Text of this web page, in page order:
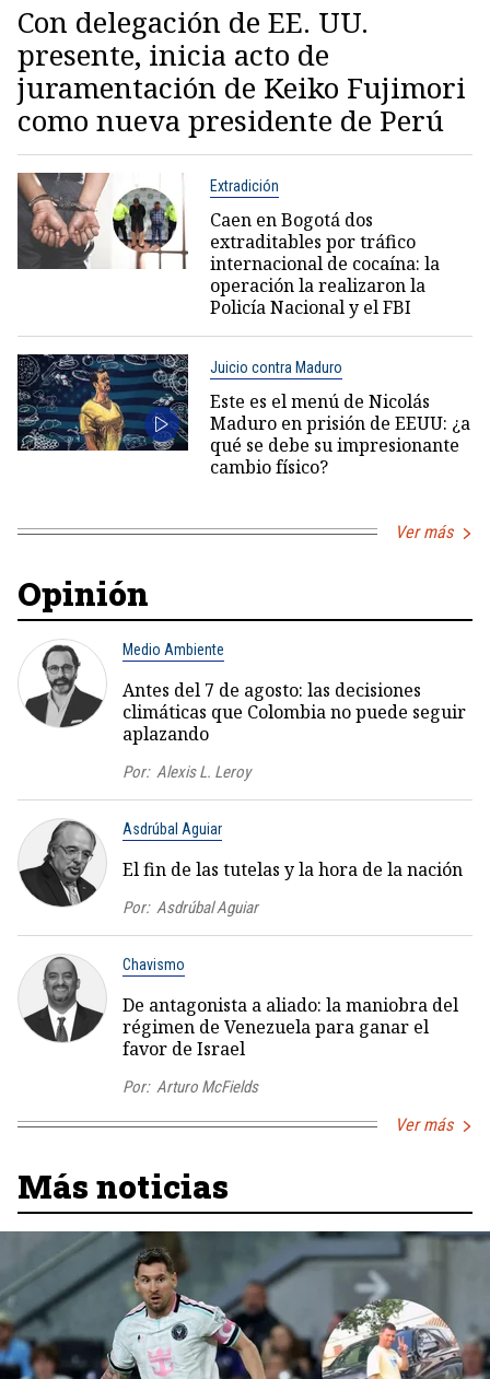
Con delegación de EE. UU.
presente, inicia acto de
juramentación de Keiko Fujimori
como nueva presidente de Perú
Extradición
Caen en Bogotá dos
extraditables por tráfico
internacional de cocaína: la
operación la realizaron la
Policía Nacional y el FBI
Juicio contra Maduro
Este es el menú de Nicolás
Maduro en prisión de EEUU: ¿a
qué se debe su impresionante
cambio físico?
Ver más
Opinión
Medio Ambiente
Antes del 7 de agosto: las decisiones
climáticas que Colombia no puede seguir
aplazando
Por: Alexis L. Leroy
Asdrúbal Aguiar
El fin de las tutelas y la hora de la nación
Por: Asdrúbal Aguiar
Chavismo
De antagonista a aliado: la maniobra del
régimen de Venezuela para ganar el
favor de Israel
Por: Arturo McFields
Ver más
Más noticias